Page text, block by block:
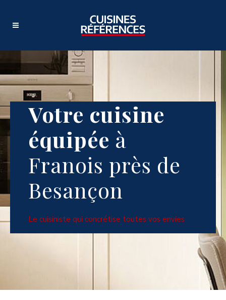
Votre cuisine
équipée à
Franois près de
Besançon
Le cuisiniste qui concrétise toutes vos envies